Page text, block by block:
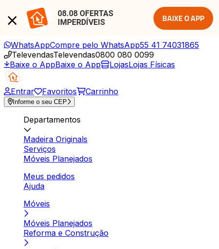
08.08 OFERTAS
IMPERDÍVEIS
BAIXE O APP
WhatsAppCompre pelo WhatsApp55 41 74031865
TelevendasTelevendas0800 080 0099
Baixe o AppBaixe o App LojasLojas Físicas
Entrar Favoritos Carrinho
Informe o seu CEP
Departamentos
Madeira Originals
Serviços
Móveis Planejados
Meus pedidos
Ajuda
Móveis
Móveis Planejados
Reforma e Construção